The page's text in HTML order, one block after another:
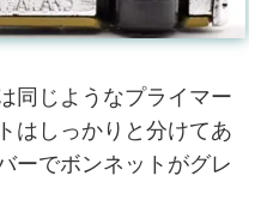
同じようなプライマー
はしっかりと分けてあ
ーでボンネットがグレ